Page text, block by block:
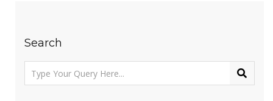
Search